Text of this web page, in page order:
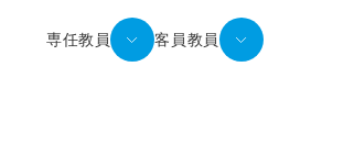
専任教員 客員教員